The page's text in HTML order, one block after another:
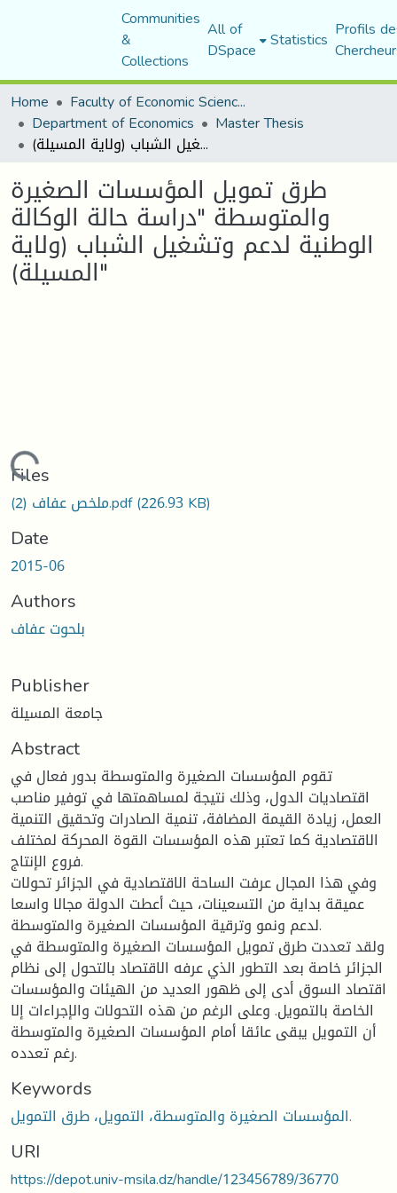
Communities
&
Collections
All of
DSpace Statistics Profils
Home
Faculty of Economic Sciences, Commerce and Management Sciences
Department of Economics Master Thesis
طرق تمويل المؤسسات الصغيرة والمتوسطة "دراسة حالة الوكالة الوطنية لدعم وتشغيل الشباب (ولاية المسيلة)"
طرق تمويل المؤسسات الصغيرة
والمتوسطة "دراسة حالة الوكالة
الوطنية لدعم وتشغيل الشباب (ولاية
المسيلة)"
Loading...
Files
ملخص عفاف (2).pdf(226.93 KB)
Date
2015-06
Authors
بلحوت عفاف
Publisher
جامعة المسيلة
Abstract
تقوم المؤسسات الصغيرة والمتوسطة بدور فعال في
اقتصاديات الدول، وذلك نتيجة لمساهمتها في توفير مناصب
العمل، زيادة القيمة المضافة، تنمية الصادرات وتحقيق التنمية
الاقتصادية كما تعتبر هذه المؤسسات القوة المحركة لمختلف
فروع الإنتاج.
وفي هذا المجال عرفت الساحة الاقتصادية في الجزائر تحولات
عميقة بداية من التسعينات، حيث أعطت الدولة مجالا واسعا
لدعم ونمو وترقية المؤسسات الصغيرة والمتوسطة.
ولقد تعددت طرق تمويل المؤسسات الصغيرة والمتوسطة في
الجزائر خاصة بعد التطور الذي عرفه الاقتصاد بالتحول إلى نظام
اقتصاد السوق أدى إلى ظهور العديد من الهيئات والمؤسسات
الخاصة بالتمويل. وعلى الرغم من هذه التحولات والإجراءات إلا
أن التمويل يبقى عائقا أمام المؤسسات الصغيرة والمتوسطة
رغم تعدده.
Keywords
المؤسسات الصغيرة والمتوسطة، التمويل، طرق التمويل.
URI
https://depot.univ-msila.dz/handle/123456789/36770